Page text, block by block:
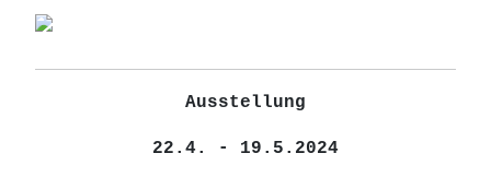
Ausstellung
22.4. - 19.5.2024